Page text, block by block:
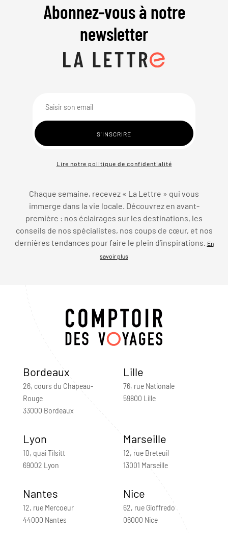
Abonnez-vous à notre
newsletter
Lire notre politique de confidentialité
Chaque semaine, recevez « La Lettre » qui vous
immerge dans la vie locale. Découvrez en avant-
première : nos éclairages sur les destinations, les
conseils de nos spécialistes, nos coups de cœur, et nos
dernières tendances pour faire le plein d’inspirations. En
savoir plus
Bordeaux
26, cours du Chapeau-
Rouge
33000 Bordeaux
Lille
76, rue Nationale
59800 Lille
Lyon
10, quai Tilsitt
69002 Lyon
Marseille
12, rue Breteuil
13001 Marseille
Nantes
12, rue Mercoeur
44000 Nantes
Nice
62, rue Gioffredo
06000 Nice